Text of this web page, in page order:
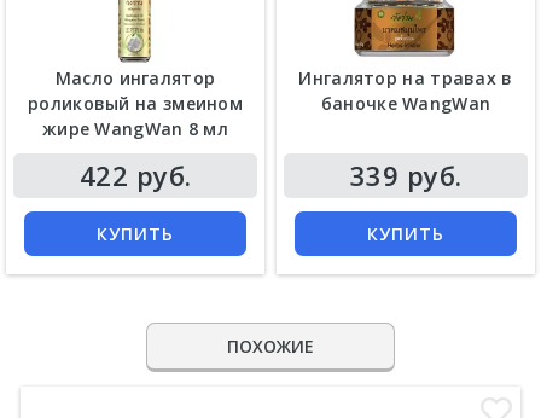
Масло ингалятор
роликовый на змеином
жире WangWan 8 мл
422 руб.
КУПИТЬ
Ингалятор на травах в
баночке WangWan
339 руб.
КУПИТЬ
ПОХОЖИЕ